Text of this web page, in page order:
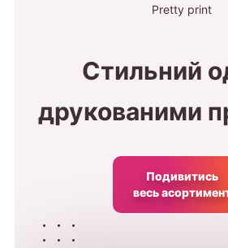
Pretty print
Стильний
друкованими
Подивитись
весь